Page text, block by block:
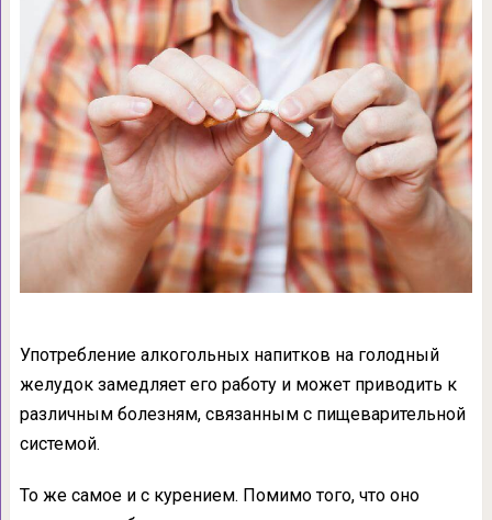
Употребление алкогольных напитков на голодный
желудок замедляет его работу и может приводить к
различным болезням, связанным с пищеварительной
системой.
То же самое и с курением. Помимо того, что оно